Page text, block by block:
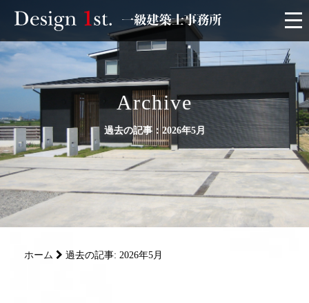
モニター
施工実績・施工事例
リフォーム
サービス
Archive
過去の記事：2026年5月
ホーム 過去の記事: 2026年5月